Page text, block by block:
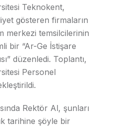
Teknokent,
gösteren firmaların
merkezi temsilcilerinin
bir “Ar-Ge İstişare
düzenledi. Toplantı,
Personel
Rektör Al, şunları
tarihine şöyle bir